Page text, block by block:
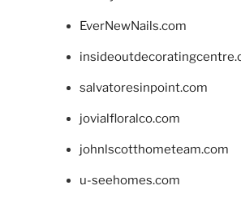
EverNewNails.com
salvatoresinpoint.com
jovialfloralco.com
johnlscotthometeam.com
u-seehomes.com